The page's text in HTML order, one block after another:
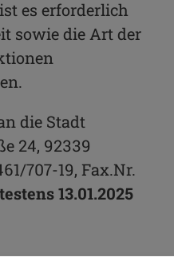
es erforderlich
sowie die Art der
die Stadt
24, 92339
707-19, Fax.Nr.
13.01.2025